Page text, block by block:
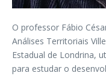
O professor Fábio
Análises Territoriais
Estadual de Londrina,
para estudar o